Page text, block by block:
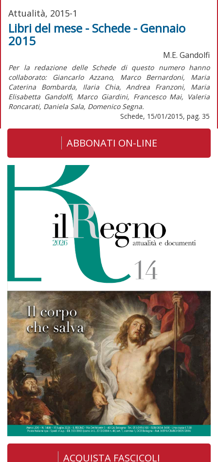
Attualità, 2015-1
Libri del mese - Schede - Gennaio
2015
M.E. Gandolfi
Per la redazione delle Schede di questo numero hanno
collaborato: Giancarlo Azzano, Marco Bernardoni, Maria
Caterina Bombarda, Ilaria Chia, Andrea Franzoni, Maria
Elisabetta Gandolfi, Marco Giardini, Francesco Mai, Valeria
Roncarati, Daniela Sala, Domenico Segna.
Schede, 15/01/2015, pag. 35
ABBONATI ON-LINE
ACQUISTA FASCICOLI